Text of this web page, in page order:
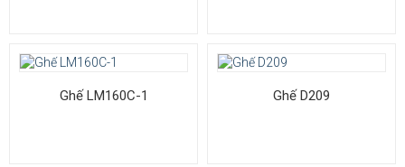
Ghế LM160C-1 Ghế D209